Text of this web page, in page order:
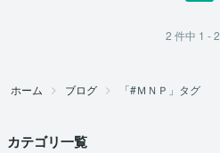
2 件中 1 - 2
ホーム ブログ 「#ＭＮＰ」タグ
カテゴリ一覧